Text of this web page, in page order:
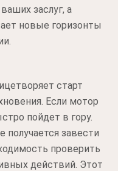
заслуг, а
новые горизонты
старт
Если мотор
пойдет в гору.
получается завести
проверить
действий. Этот